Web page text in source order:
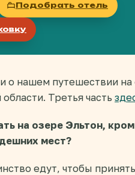
Подобрать отель
о нашем путешествии на
Третья часть
на озере Эльтон,
мест?
едут, чтобы